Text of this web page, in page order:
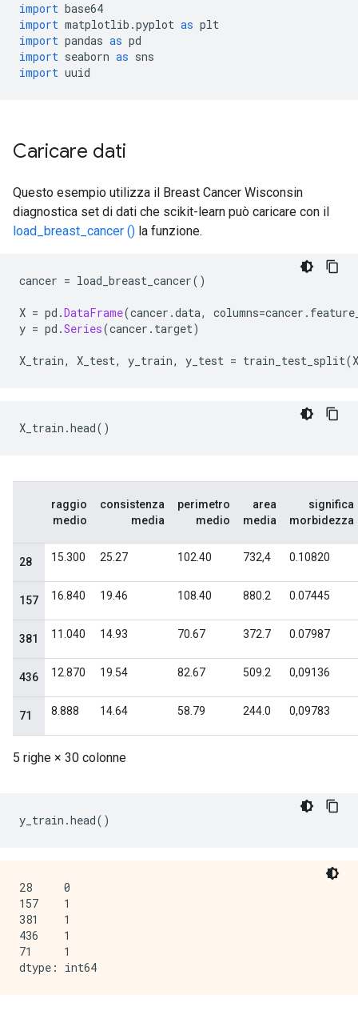
import base64
import matplotlib .pyplot as plt
import pandas as pd
import seaborn as sns
import uuid
Caricare dati
Questo esempio utilizza il Breast Cancer Wisconsin
diagnostica set di dati che scikit-learn può caricare con il
load_breast_cancer () la funzione.
cancer = load_breast_cancer()
X = pd .DataFrame(cancer .data, columns=cancer .
y = pd .Series(cancer . target)
X_train, X_test, y_train, y_test = train_test_split(X
X_train .head()
y_train .head()
28     0
157    1
381    1
436    1
71     1